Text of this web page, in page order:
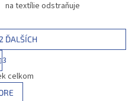
na textílie odstraňuje
zápach z cigariet, zvierat,
kuchyne, či potu, a...
ĎALŠÍCH
3
celkom